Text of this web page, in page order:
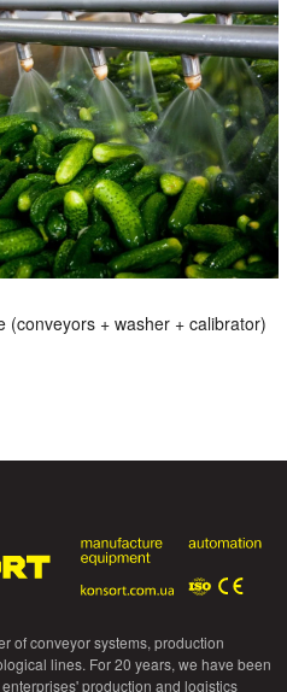
(conveyors + washer + calibrator)
of conveyor systems, production
lines. For 20 years, we have been
production and logistics